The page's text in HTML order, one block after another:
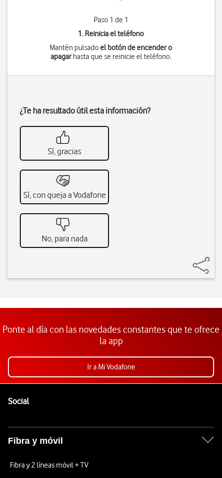
Paso 1 de 1
1. Reinicia el teléfono
Mantén pulsadoel botón de encender o
apagarhasta que se reinicie el teléfono.
¿Te ha resultado útil esta información?
Sí, gracias
Sí, con queja a Vodafone
No, para nada
Ponte al día con las novedades constantes que te ofrece
la app
Ir a Mi Vodafone
SocialEnlaces a las redes sociales de Vodafone
Fibra y móvil
Fibra y 2 líneas móvil + TV